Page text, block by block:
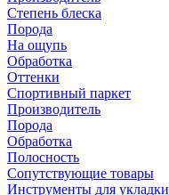
Степень блеска
Порода
На ощупь
Обработка
Оттенки
Спортивный паркет
Производитель
Порода
Обработка
Полосность
Сопутствующие товары
Инструменты для укладки